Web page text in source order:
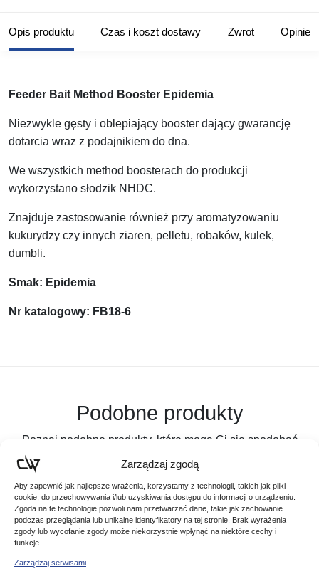
Zarządzaj zgodą
Aby zapewnić jak najlepsze wrażenia, korzystamy z technologii, takich jak pliki
cookie, do przechowywania i/lub uzyskiwania dostępu do informacji o urządzeniu.
Zgoda na te technologie pozwoli nam przetwarzać dane, takie jak zachowanie
podczas przeglądania lub unikalne identyfikatory na tej stronie. Brak wyrażenia
zgody lub wycofanie zgody może niekorzystnie wpłynąć na niektóre cechy i
funkcje.
Zarządzaj serwisami
Opis produktu Czas i koszt dostawy Zwrot Opinie
Feeder Bait Method Booster Epidemia
Niezwykle gęsty i oblepiający booster dający gwarancję
dotarcia wraz z podajnikiem do dna.
We wszystkich method boosterach do produkcji
wykorzystano słodzik NHDC.
Znajduje zastosowanie również przy aromatyzowaniu
kukurydzy czy innych ziaren, pelletu, robaków, kulek,
dumbli.
Smak: Epidemia
Nr katalogowy: FB18-6
Podobne produkty
Poznaj podobne produkty, które mogą Ci się spodobać